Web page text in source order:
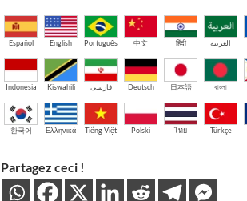
Español English Português 中文 हिंदी العربية
Indonesia Kiswahili فارسی Deutsch 日本語 বাংলা
한국어 Ελληνικά Tiếng Việt Polski ไทย Türkçe
Partagez ceci !